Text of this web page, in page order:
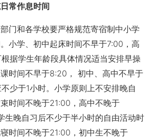
常作息时间
和各学校要严格规范寄宿制中小学
小学、初中起床时间不早于7:00，高
据学生年龄段具体情况适当安排早操
时间不早于8:20， 初中、高中不早于
少于1小时。小学原则上不安排晚自
时间不晚于21:00，高中不晚于
生晚自习后不少于半小时的自由活动时
时间不晚于21:00，初中生不晚于